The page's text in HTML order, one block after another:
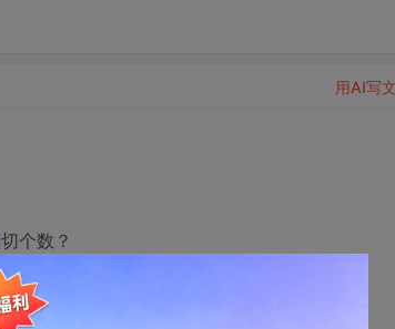
个数？
用AI写